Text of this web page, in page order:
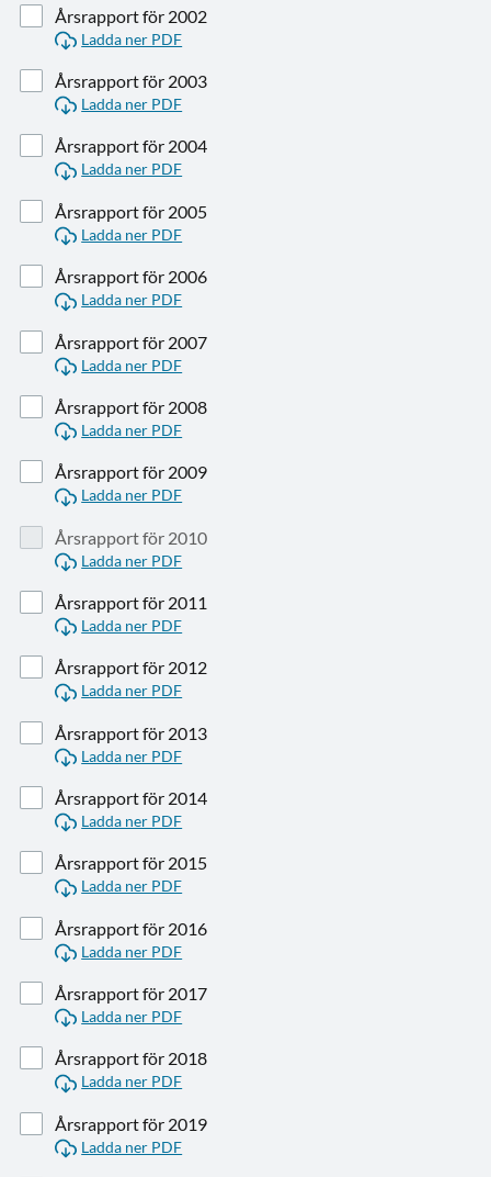
Årsrapport för 2002
Ladda ner PDF
Årsrapport för 2003
Ladda ner PDF
Årsrapport för 2004
Ladda ner PDF
Årsrapport för 2005
Ladda ner PDF
Årsrapport för 2006
Ladda ner PDF
Årsrapport för 2007
Ladda ner PDF
Årsrapport för 2008
Ladda ner PDF
Årsrapport för 2009
Ladda ner PDF
Årsrapport för 2010
Ladda ner PDF
Årsrapport för 2011
Ladda ner PDF
Årsrapport för 2012
Ladda ner PDF
Årsrapport för 2013
Ladda ner PDF
Årsrapport för 2014
Ladda ner PDF
Årsrapport för 2015
Ladda ner PDF
Årsrapport för 2016
Ladda ner PDF
Årsrapport för 2017
Ladda ner PDF
Årsrapport för 2018
Ladda ner PDF
Årsrapport för 2019
Ladda ner PDF